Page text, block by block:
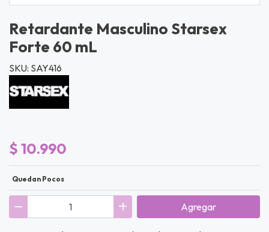
Retardante Masculino Starsex
Forte 60 mL
SKU: SAY416
$ 10.990
Quedan Pocos
Agregar